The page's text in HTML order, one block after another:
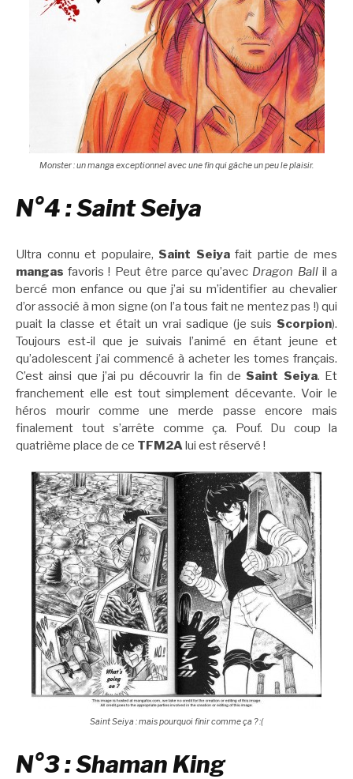
Monster : un manga exceptionnel avec une fin qui gâche un peu le plaisir.
N°4 : Saint Seiya
Ultra connu et populaire, Saint Seiyafait partie de mes
mangas favoris ! Peut être parce qu’avec Dragon Ballil a
bercé mon enfance ou que j’ai su m’identifier au chevalier
d’or associé à mon signe (on l’a tous fait ne mentez pas !) qui
puait la classe et était un vrai sadique (je suis Scorpion).
Toujours est-il que je suivais l’animé en étant jeune et
qu’adolescent j’ai commencé à acheter les tomes français.
C’est ainsi que j’ai pu découvrir la fin de Saint Seiya. Et
franchement elle est tout simplement décevante. Voir le
héros mourir comme une merde passe encore mais
finalement tout s’arrête comme ça. Pouf. Du coup la
quatrième place de ce TFM2Alui est réservé !
Saint Seiya : mais pourquoi finir comme ça ? :(
N°3 : Shaman King